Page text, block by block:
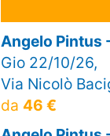
Angelo Pintus
Gio 22/10/26,
Via Nicolò
da 46 €